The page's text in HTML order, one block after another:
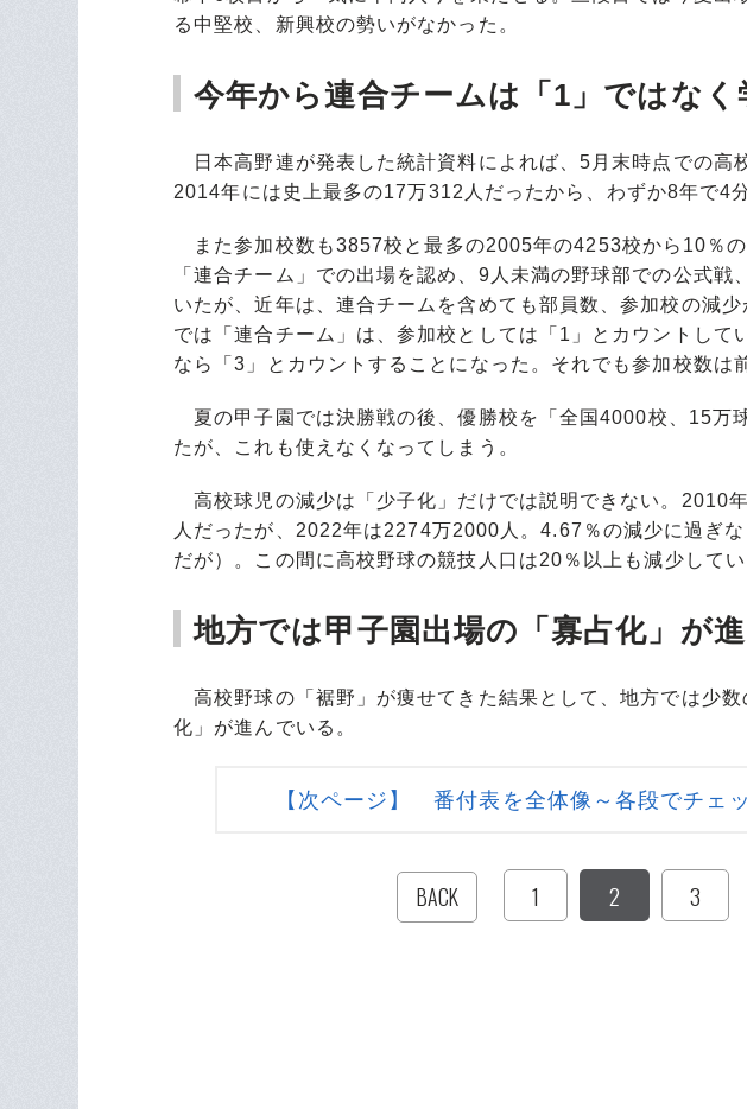
る中堅校、新興校の勢いがなかった。
今年から連合チームは「1」ではな
日本高野連が発表した統計資料によれば、5月末時点での高
2014年には史上最多の17万312人だったから、わずか8年で4
また参加校数も3857校と最多の2005年の4253校から10％
「連合チーム」での出場を認め、9人未満の野球部での公式戦
いたが、近年は、連合チームを含めても部員数、参加校の減
では「連合チーム」は、参加校としては「1」とカウントして
なら「3」とカウントすることになった。それでも参加校数は
夏の甲子園では決勝戦の後、優勝校を「全国4000校、15万
たが、これも使えなくなってしまう。
高校球児の減少は「少子化」だけでは説明できない。2010
人だったが、2022年は2274万2000人。4.67％の減少に過ぎ
だが）。この間に高校野球の競技人口は20％以上も減少してい
地方では甲子園出場の「寡占化」が
高校野球の「裾野」が痩せてきた結果として、地方では少
化」が進んでいる。
【次ページ】 番付表を全体像～各段でチェ
BACK 1 2 3